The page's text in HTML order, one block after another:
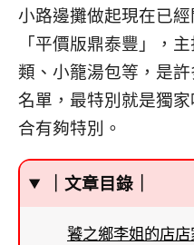
小路邊攤做起現在已
「平價版鼎泰豐」，
類、小籠湯包等，是
名單，最特別就是獨
合有夠特別。
｜文章目錄｜
饕之鄉李姐的店